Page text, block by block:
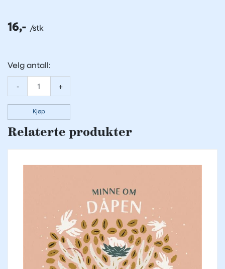
16,-
Velg antall:
- +
Kjøp
Relaterte produkter